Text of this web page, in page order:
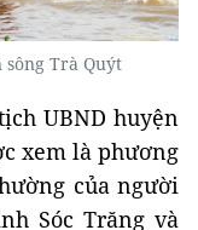
Trà Quýt
UBND huyện
xem là phương
của người
Sóc Trăng và